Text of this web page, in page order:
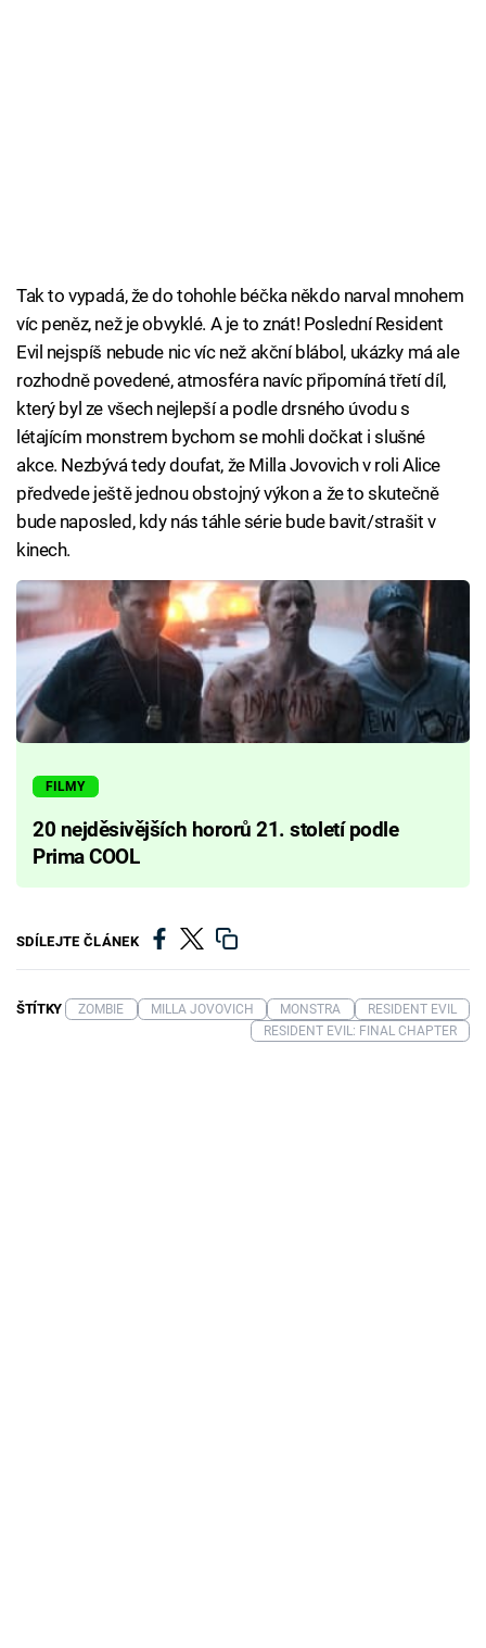
Tak to vypadá, že do tohohle béčka někdo narval mnohem
víc peněz, než je obvyklé. A je to znát! Poslední Resident
Evil nejspíš nebude nic víc než akční blábol, ukázky má ale
rozhodně povedené, atmosféra navíc připomíná třetí díl,
který byl ze všech nejlepší a podle drsného úvodu s
létajícím monstrem bychom se mohli dočkat i slušné
akce. Nezbývá tedy doufat, že Milla Jovovich v roli Alice
předvede ještě jednou obstojný výkon a že to skutečně
bude naposled, kdy nás táhle série bude bavit/strašit v
kinech.
FILMY
20 nejděsivějších hororů 21. století podle
Prima COOL
SDÍLEJTE ČLÁNEK
ŠTÍTKY ZOMBIE MILLA JOVOVICH MONSTRA
RESIDENT EVIL
RESIDENT EVIL: FINAL CHAPTER